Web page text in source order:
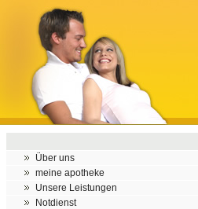
Über uns
meine apotheke
Unsere Leistungen
Notdienst